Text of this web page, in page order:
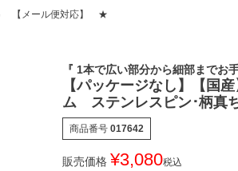
う 【メール便対応】 ★
『 1本で広い部分から細部までお
【パッケージなし】【国
ム ステンレスピン･柄
商品番号 017642
販売価格 ¥3,080税込